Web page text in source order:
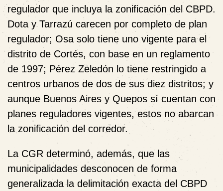
regulador que incluya la zonificación del CBPD.
Dota y Tarrazú carecen por completo de plan
regulador; Osa solo tiene uno vigente para el
distrito de Cortés, con base en un reglamento
de 1997; Pérez Zeledón lo tiene restringido a
centros urbanos de dos de sus diez distritos; y
aunque Buenos Aires y Quepos sí cuentan con
planes reguladores vigentes, estos no abarcan
la zonificación del corredor.
La CGR determinó, además, que las
municipalidades desconocen de forma
generalizada la delimitación exacta del CBPD